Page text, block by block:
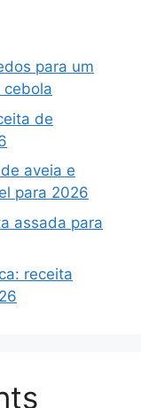
para um
de
aveia e
para 2026
assada para
receita